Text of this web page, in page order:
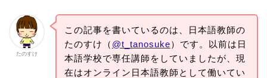
たのすけ
この記事を書いているのは、日本語教師の
たのすけ（ @t_tanosuke）です。以前は日
本語学校で専任講師をしていましたが、現
在はオンライン日本語教師として働いてい